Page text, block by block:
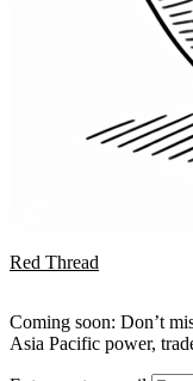
Red Thread
Coming soon: Don’t
Asia Pacific power,